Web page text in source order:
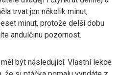
trvat jen několik minut,
minut, protože delší dobu
andulčinu pozornost.
být následující. Vlastní lekce